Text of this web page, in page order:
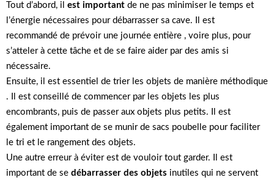
Tout d’abord, il est important de ne pas minimiser le temps et
l’énergie nécessaires pour débarrasser sa cave. Il est
recommandé de prévoir une journée entière , voire plus, pour
s’atteler à cette tâche et de se faire aider par des amis si
nécessaire.
Ensuite, il est essentiel de trier les objets de manière méthodique
. Il est conseillé de commencer par les objets les plus
encombrants, puis de passer aux objets plus petits. Il est
également important de se munir de sacs poubelle pour faciliter
le tri et le rangement des objets.
Une autre erreur à éviter est de vouloir tout garder. Il est
important de se débarrasser des objets inutiles qui ne servent